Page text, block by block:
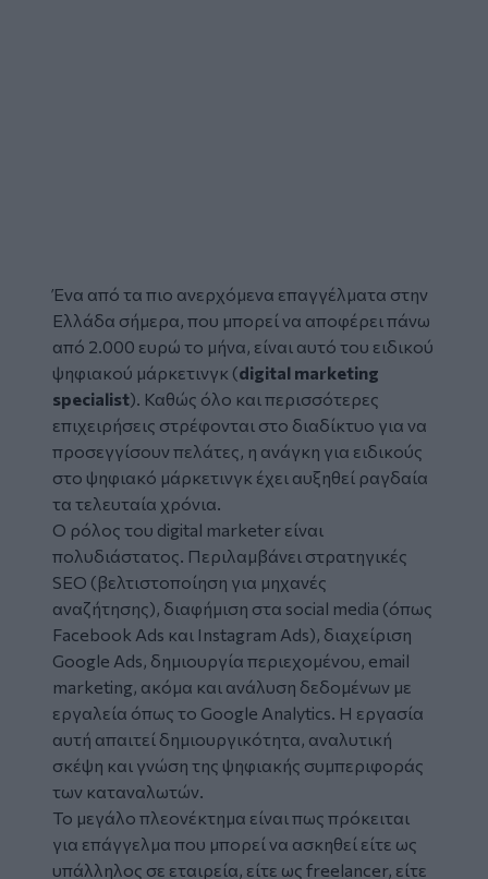
Ένα από τα πιο ανερχόμενα επαγγέλματα στην
Ελλάδα σήμερα, που μπορεί να αποφέρει πάνω
από 2.000 ευρώ το μήνα, είναι αυτό του ειδικού
ψηφιακού μάρκετινγκ (digital marketing
specialist). Καθώς όλο και περισσότερες
επιχειρήσεις στρέφονται στο διαδίκτυο για να
προσεγγίσουν πελάτες, η ανάγκη για ειδικούς
στο ψηφιακό μάρκετινγκ έχει αυξηθεί ραγδαία
τα τελευταία χρόνια.
Ο ρόλος του digital marketer είναι
πολυδιάστατος. Περιλαμβάνει στρατηγικές
SEO (βελτιστοποίηση για μηχανές
αναζήτησης), διαφήμιση στα social media (όπως
Facebook Ads και Instagram Ads), διαχείριση
Google Ads, δημιουργία περιεχομένου, email
marketing, ακόμα και ανάλυση δεδομένων με
εργαλεία όπως το Google Analytics. Η εργασία
αυτή απαιτεί δημιουργικότητα, αναλυτική
σκέψη και γνώση της ψηφιακής συμπεριφοράς
των καταναλωτών.
Το μεγάλο πλεονέκτημα είναι πως πρόκειται
για επάγγελμα που μπορεί να ασκηθεί είτε ως
υπάλληλος σε εταιρεία, είτε ως freelancer, είτε